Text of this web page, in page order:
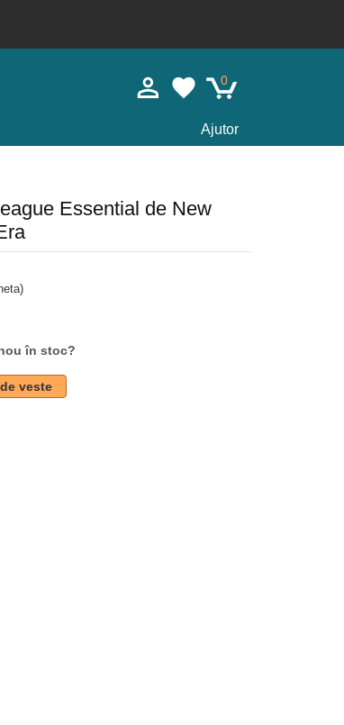
0
Ajutor
Essential de New
în stoc?
veste